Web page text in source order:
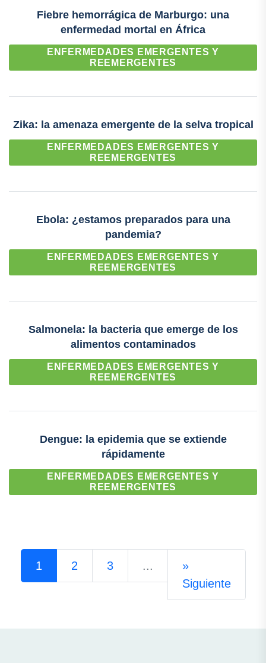
Fiebre hemorrágica de Marburgo: una
enfermedad mortal en África
ENFERMEDADES EMERGENTES Y
REEMERGENTES
Zika: la amenaza emergente de la selva tropical
ENFERMEDADES EMERGENTES Y
REEMERGENTES
Ebola: ¿estamos preparados para una
pandemia?
ENFERMEDADES EMERGENTES Y
REEMERGENTES
Salmonela: la bacteria que emerge de los
alimentos contaminados
ENFERMEDADES EMERGENTES Y
REEMERGENTES
Dengue: la epidemia que se extiende
rápidamente
ENFERMEDADES EMERGENTES Y
REEMERGENTES
1 2 3 ...
»
Siguiente